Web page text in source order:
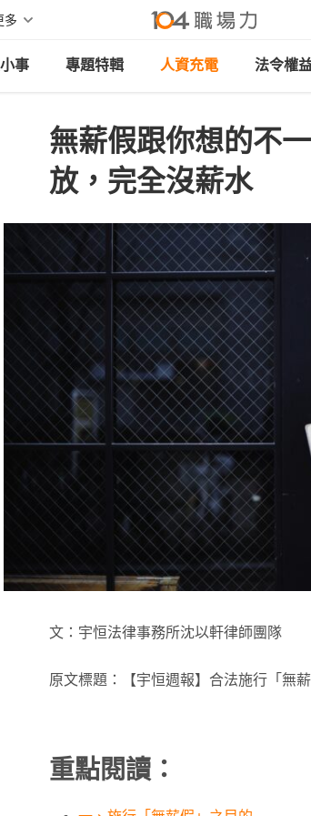
多
事 專題特輯 人資充電 法令權
無薪假跟你想的不
放，完全沒薪水
文：宇恒法律事務所沈以軒律師團隊
原文標題：【宇恒週報】合法施行「無
重點閱讀：